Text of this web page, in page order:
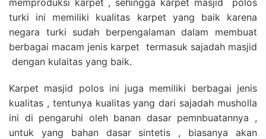
turki ini memiliki kualitas karpet yang baik karena
negara turki sudah berpengalaman dalam membuat
berbagai macam jenis karpet termasuk sajadah masjid
dengan kulaitas yang baik.
Karpet masjid polos ini juga memiliki berbagai jenis
kualitas , tentunya kualitas yang dari sajadah musholla
ini di pengaruhi oleh banan dasar pemnbuatannya ,
untuk yang bahan dasar sintetis , biasanya akan